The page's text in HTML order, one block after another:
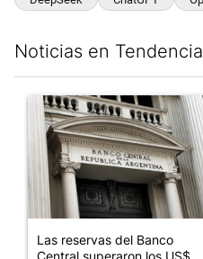
Noticias en Tendencia
Un artículo de tendencia
Las reservas del Banco